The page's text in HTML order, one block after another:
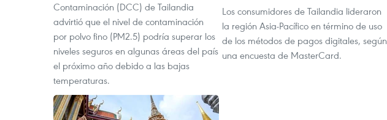
Contaminación (DCC) de Tailandia
advirtió que el nivel de contaminación
por polvo fino (PM2.5) podría superar los
niveles seguros en algunas áreas del país
el próximo año debido a las bajas
temperaturas.
Los consumidores de Tailandia lideraron
la región Asia-Pacífico en término de uso
de los métodos de pagos digitales, según
una encuesta de MasterCard.